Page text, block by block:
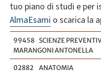
tuo piano di studi e per
AlmaEsami o scarica la
99458 SCIENZE
MARANGONI ANTONELLA
02882
ANATOMIA